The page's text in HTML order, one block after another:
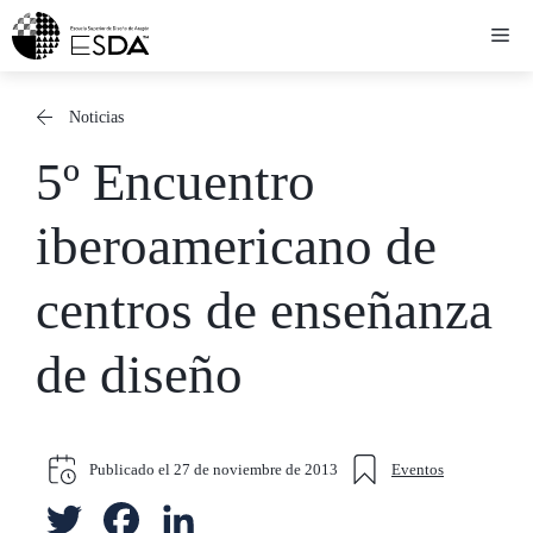
Saltar
Noticias
5º Encuentro
iberoamericano de
centros de enseñanza
de diseño
Publicado el 27 de noviembre de 2013 Eventos